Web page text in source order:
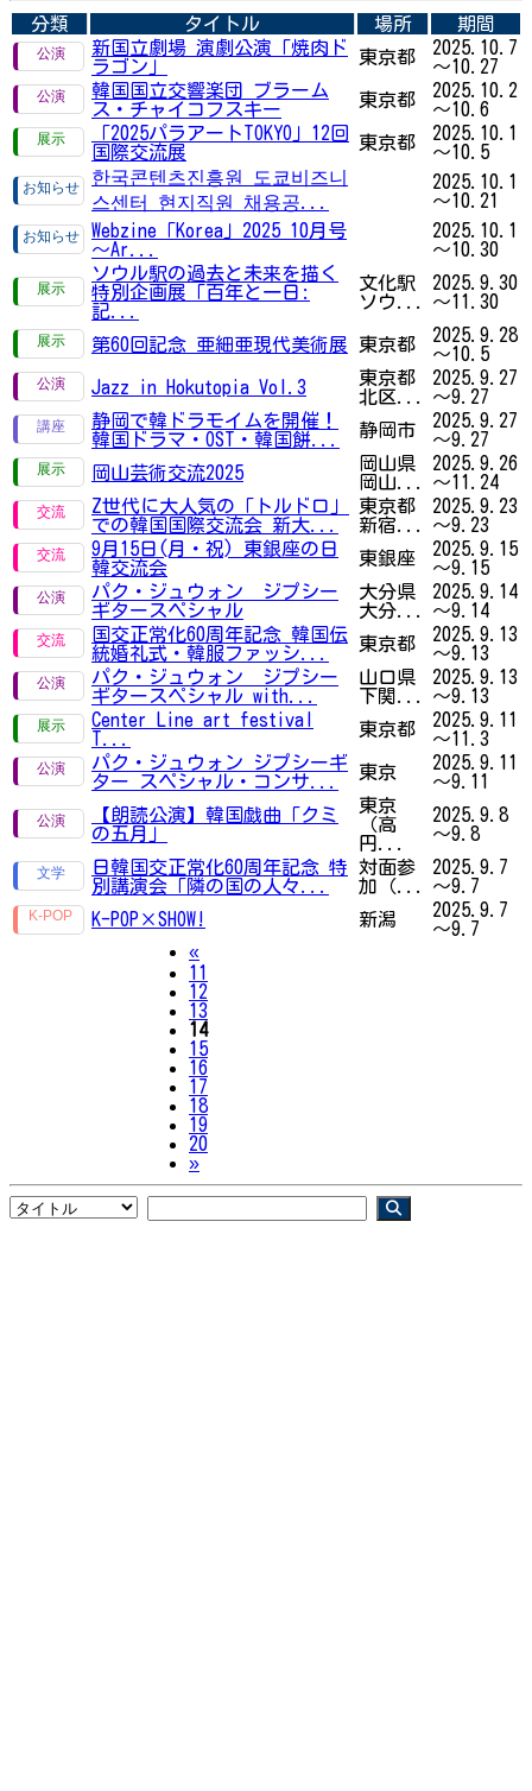
分類 タイトル 場所
期間
新国立劇場 演劇公演「焼肉ド
ラゴン」
東京都
2025.10.7
～10.27
韓国国立交響楽団 ブラーム
ス・チャイコフスキー
東京都
2025.10.2
～10.6
「2025パラアートTOKYO」12回
国際交流展
東京都
2025.10.1
～10.5
한국콘텐츠진흥원 도쿄비즈니
스센터 현지직원 채용공...
2025.10.1
～10.21
Webzine「Korea」2025 10月号
～Ar...
2025.10.1
～10.30
ソウル駅の過去と未来を描く
特別企画展「百年と一日:
記...
文化駅
ソウ...
2025.9.30
～11.30
第60回記念 亜細亜現代美術展 東京都
2025.9.28
～10.5
Jazz in Hokutopia Vol.3
東京都
北区...
2025.9.27
～9.27
静岡で韓ドラモイムを開催！
韓国ドラマ・OST・韓国餅...
静岡市
2025.9.27
～9.27
岡山芸術交流2025
岡山県
岡山...
2025.9.26
～11.24
Z世代に大人気の「トルドロ」
での韓国国際交流会 新大...
東京都
新宿...
2025.9.23
～9.23
9月15日(月・祝) 東銀座の日
韓交流会
東銀座
2025.9.15
～9.15
パク・ジュウォン ジプシー
ギタースペシャル
大分県
大分...
2025.9.14
～9.14
国交正常化60周年記念 韓国伝
統婚礼式・韓服ファッシ...
東京都
2025.9.13
～9.13
パク・ジュウォン ジプシー
ギタースペシャル with...
山口県
下関...
2025.9.13
～9.13
Center Line art festival
T...
東京都
2025.9.11
～11.3
パク・ジュウォン ジプシーギ
ター スペシャル・コンサ...
東京
2025.9.11
～9.11
【朗読公演】韓国戯曲「クミ
の五月」
東京
（高
円...
2025.9.8
～9.8
日韓国交正常化60周年記念 特
別講演会「隣の国の人々...
対面参
加（...
2025.9.7
～9.7
K-POP×SHOW!
新潟
2025.9.7
～9.7
«Previous
11
12
13
14
15
16
17
18
19
20
»Next